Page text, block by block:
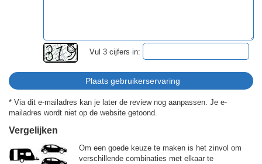
Vul 3 cijfers in:
* Via dit e-mailadres kan je later de review nog aanpassen. Je e-
mailadres wordt niet op de website getoond.
Vergelijken
Om een goede keuze te maken is het zinvol om
verschillende combinaties met elkaar te